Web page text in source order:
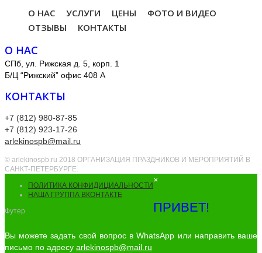
О НАС УСЛУГИ ЦЕНЫ
ФОТО И ВИДЕО
ОТЗЫВЫ
КОНТАКТЫ
О НАС
СПб, ул. Рижская д. 5, корп. 1
Б/Ц “Рижский” офис 408 А
КОНТАКТЫ
+7 (812) 980-87-85
+7 (812) 923-17-26
arlekinospb@mail.ru
© arlekinospb.ru 2018 ОРГАНИЗАЦИЯ ПРАЗДНИКОВ И МЕРОПРИЯТИЙ В
САНКТ-ПЕТЕРБУРГЕ.
ПОЛИТИКА КОНФИДИЦИАЛЬНОСТИ
НАША ГРУППА ВКОНТАКТЕ
Футер
×
ПРИВЕТ!
Вы можете задать свой вопрос в WhatsApp или направить ваше
письмо по адресу arlekinospb@mail.ru